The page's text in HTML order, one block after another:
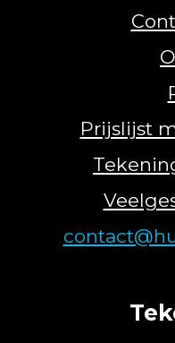
Prijslijst